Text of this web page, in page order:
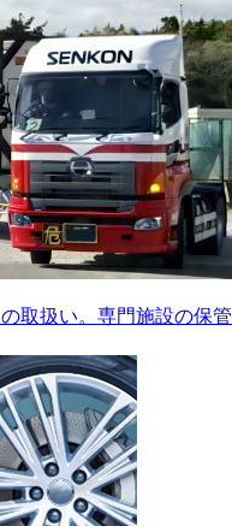
取扱い。専門施設の保管